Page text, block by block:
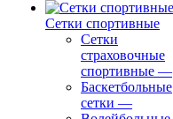
Сетки спортивные
Сетки
страховочные
спортивные —
Баскетбольные
сетки —